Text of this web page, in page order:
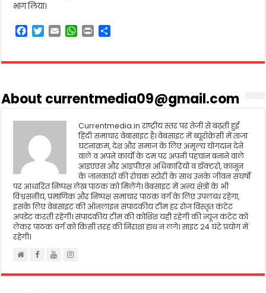
भाग लिया।
F
e
o
T
t
r
E
i
W
t
p
P
n
r
About currentmedia09@gmail.com
Currentmedia.in राष्ट्रीय स्तर पर तेजी से बढ़ती हुई
हिंदी समाचार वेबासाइट है। वेबसाइट में ब्यूरोक्रेसी में ताजा
घटनाक्रम, देश और समाज के लिए अमूल्य योगदान देने
वाले व अपने कार्यो के दम पर अपनी पहचान बनाने वाले
आइएएस और आइपीएस अधिकारियों व डॉक्टरो, कानून
के जानकारों की रोचक स्टोरी के साथ उनके जीवन संघर्षो
पर आधारित निष्पक्ष लेख पाठक को मिलेंगे। वेबसाइट में अन्य क्षेत्रों के भी
विश्वसनीय, प्रमाणिक और निष्पक्ष समाचार पाठक वर्ग के लिए उपलब्ध रहेगा,
इसके लिए वेबसाइट की ऑनलाइन संपादकीय टीम हर रोज विस्तृत कंटेट
अपडेट करती रहेगी। संपादकीय टीम की कोशिश यही रहेगी की न्यूज कंटेट को
लेकर पाठक वर्ग को किसी तरह की निराशा हाथ न लगे। साइट 24 घंटे प्रयोग में
रहेगी।